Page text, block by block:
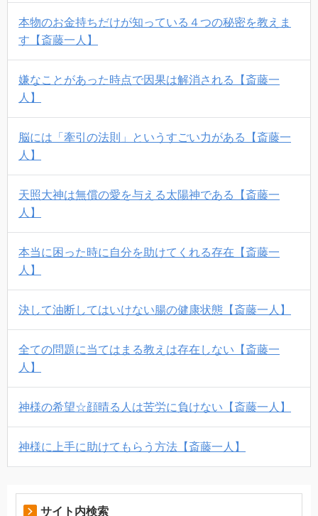
本物のお金持ちだけが知っている４つの秘密を教えま
す【斎藤一人】
嫌なことがあった時点で因果は解消される【斎藤一
人】
脳には「牽引の法則」というすごい力がある【斎藤一
人】
天照大神は無償の愛を与える太陽神である【斎藤一
人】
本当に困った時に自分を助けてくれる存在【斎藤一
人】
決して油断してはいけない腸の健康状態【斎藤一人】
全ての問題に当てはまる教えは存在しない【斎藤一
人】
神様の希望☆顔晴る人は苦労に負けない【斎藤一人】
神様に上手に助けてもらう方法【斎藤一人】
サイト内検索